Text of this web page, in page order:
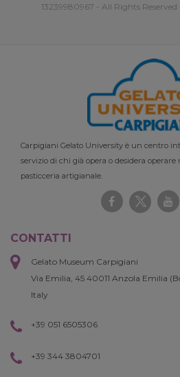
13239980967 - All Rights Reserved
Carpigiani Gelato University è un centro
servizio di chi già opera o desidera operare
pasticceria artigianale.
CONTATTI
Gelato Museum Carpigiani
Via Emilia, 45 40011 Anzola Emilia
Italy
+39 051 6505306
+39 344 3804701